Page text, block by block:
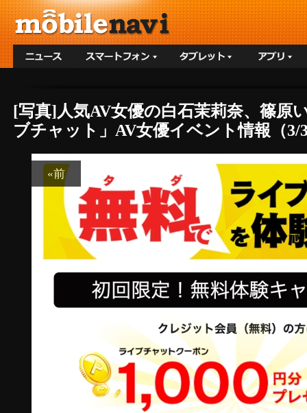
[写真]人気AV女優の白石茉莉奈、篠原
ブチャット」AV女優イベント情報（3/
«前